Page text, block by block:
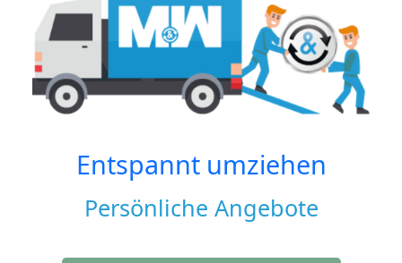
Entspannt umziehen
Persönliche Angebote